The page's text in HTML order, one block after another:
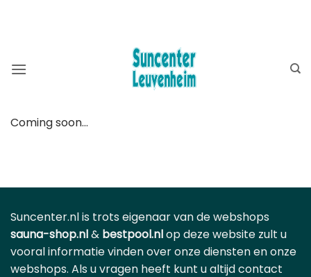
Coming soon…
Suncenter.nl is trots eigenaar van de webshops
sauna-shop.nl& bestpool.nlop deze website zult u
vooral informatie vinden over onze diensten en onze
webshops. Als u vragen heeft kunt u altijd contact